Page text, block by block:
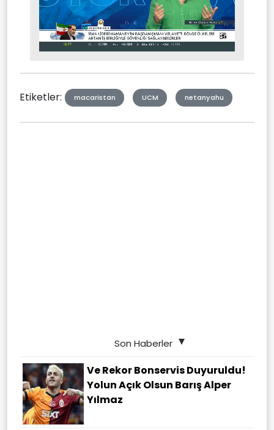
Mute Stream
Etiketler: macaristan UCM netanyahu
Son Haberler
Ve Rekor Bonservis Duyuruldu!
Yolun Açık Olsun Barış Alper
Yılmaz